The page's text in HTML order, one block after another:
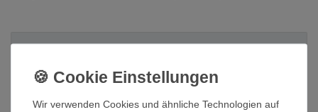
Wir verwenden Cookies und ähnliche Technologien auf